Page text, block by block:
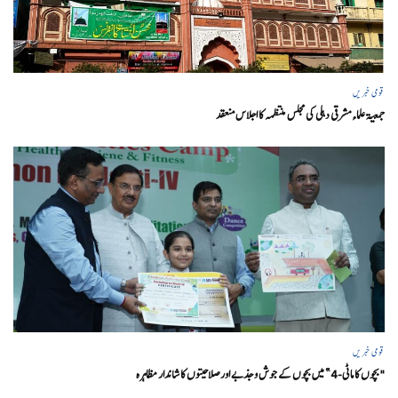
قومی خبریں
جمعیۃ علماء مشرقی دہلی کی مجلس منتظمہ کا اجلاس منعقد
قومی خبریں
"بچوں کا ماٹی-4” میں بچوں کے جوش و جذبے اور صلاحیتوں کا شاندار مظاہرہ